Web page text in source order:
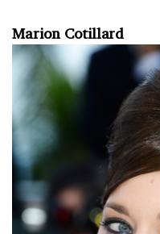
Marion Cotillard